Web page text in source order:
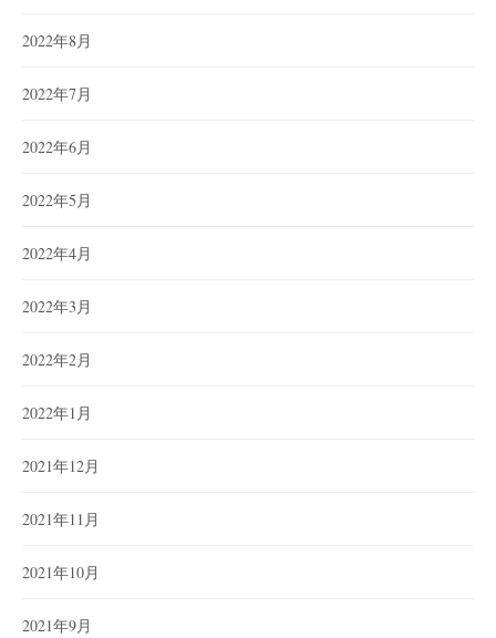
2022年8月
2022年7月
2022年6月
2022年5月
2022年4月
2022年3月
2022年2月
2022年1月
2021年12月
2021年11月
2021年10月
2021年9月